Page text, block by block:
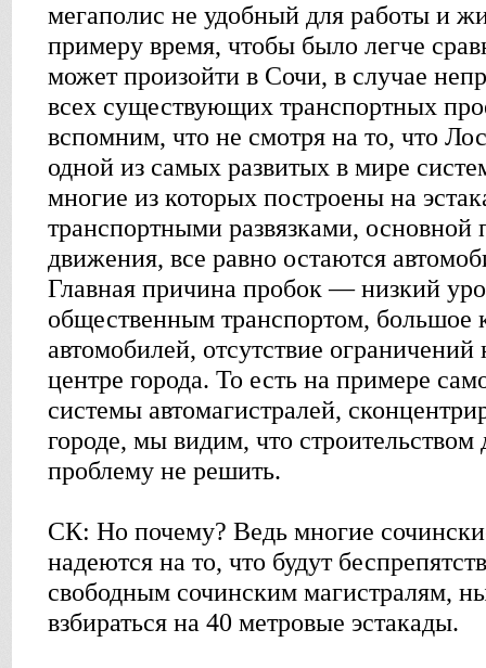
мегаполис не удобный для работы и
примеру время, чтобы было легче
может произойти в Сочи, в случае
всех существующих транспортных
вспомним, что не смотря на то, что
одной из самых развитых в мире
многие из которых построены на
транспортными развязками, основной
движения, все равно остаются
Главная причина пробок — низкий
общественным транспортом, большое
автомобилей, отсутствие ограничений
центре города. То есть на примере
системы автомагистралей,
городе, мы видим, что
проблему не решить.
СК: Но почему? Ведь многие
надеются на то, что будут
свободным сочинским магистралям,
взбираться на 40 метровые эстакады.